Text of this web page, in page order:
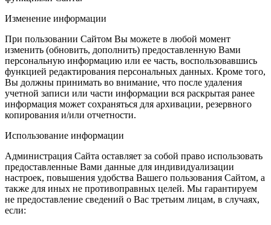
Изменение информации
При пользовании Сайтом Вы можете в любой момент
изменить (обновить, дополнить) предоставленную Вами
персональную информацию или ее часть, воспользовавшись
функцией редактирования персональных данных. Кроме того,
Вы должны принимать во внимание, что после удаления
учетной записи или части информации вся раскрытая ранее
информация может сохраняться для архивации, резервного
копирования и/или отчетности.
Использование информации
Администрация Сайта оставляет за собой право использовать
предоставленные Вами данные для индивидуализации
настроек, повышения удобства Вашего пользования Сайтом, а
также для иных не противоправных целей. Мы гарантируем
не предоставление сведений о Вас третьим лицам, в случаях,
если: